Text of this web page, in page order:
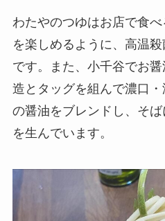
わたやのつゆはお店で食
を楽しめるように、高温
です。また、小千谷でお
造とタッグを組んで濃口
の醤油をブレンドし、そ
を生んでいます。